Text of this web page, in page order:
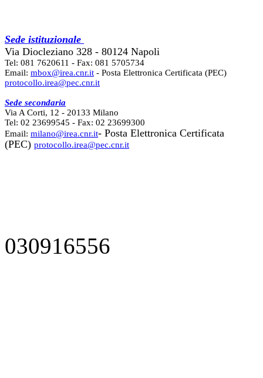
Sede istituzionale
Via Diocleziano 328 - 80124 Napoli
Tel: 081 7620611 - Fax: 081 5705734
Email: mbox@irea.cnr.it - Posta Elettronica Certificata (PEC)
protocollo.irea@pec.cnr.it
Sede secondaria
Via A Corti, 12 - 20133 Milano
Tel: 02 23699545 - Fax: 02 23699300
Email: milano@irea.cnr.it- Posta Elettronica Certificata
(PEC) protocollo.irea@pec.cnr.it
030916556